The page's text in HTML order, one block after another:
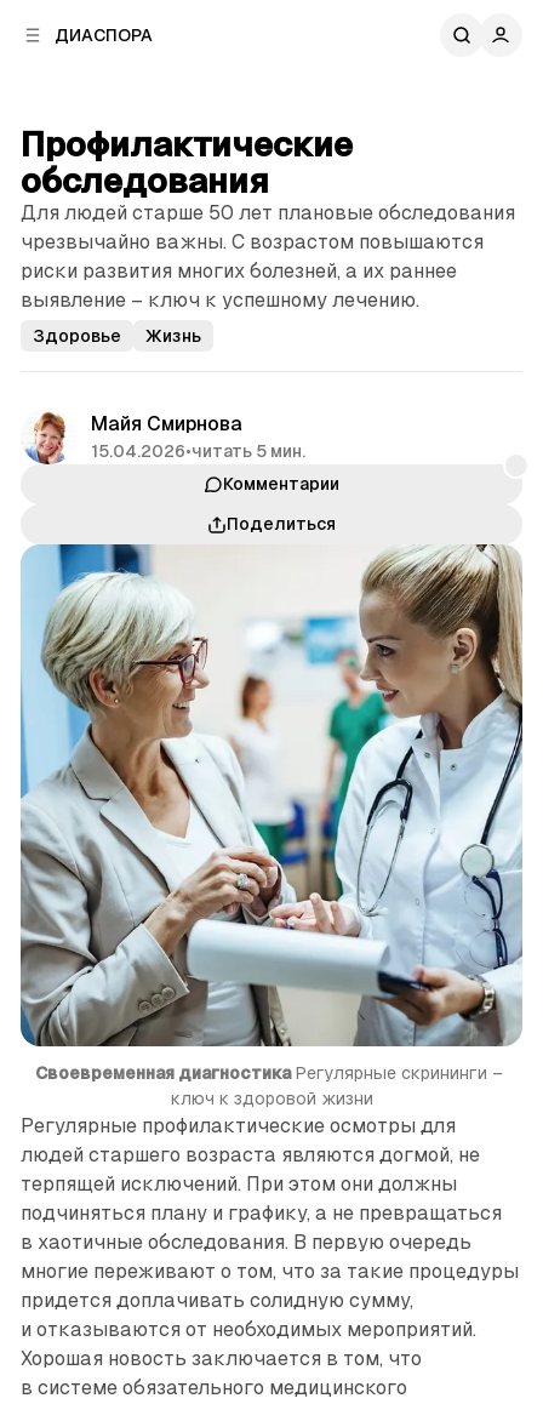
ДИАСПОРА
Профилактические
обследования
Для людей старше 50 лет плановые обследования
чрезвычайно важны. С возрастом повышаются
риски развития многих болезней, а их раннее
выявление – ключ к успешному лечению.
Здоровье Жизнь
Майя Смирнова
15.04.2026•читать 5 мин.
Комментарии
Поделиться
Своевременная диагностика Регулярные скрининги –
ключ к здоровой жизни
Регулярные профилактические осмотры для
людей старшего возраста являются догмой, не
терпящей исключений. При этом они должны
подчиняться плану и графику, а не превращаться
в хаотичные обследования. В первую очередь
многие переживают о том, что за такие процедуры
придется доплачивать солидную сумму,
и отказываются от необходимых мероприятий.
Хорошая новость заключается в том, что
в системе обязательного медицинского